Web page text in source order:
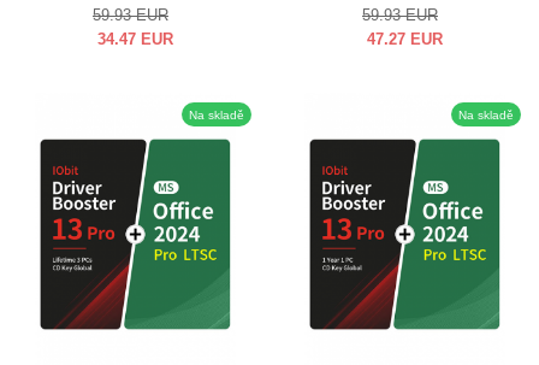
59.93 EUR
34.47 EUR
59.93 EUR
47.27 EUR
Na skladě Na skladě